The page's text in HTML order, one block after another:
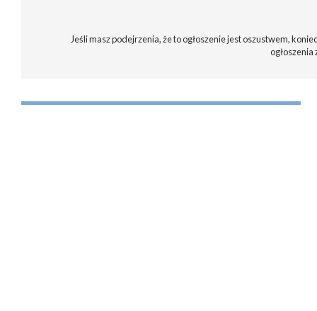
Jeśli masz podejrzenia, że to ogłoszenie jest oszustwem,